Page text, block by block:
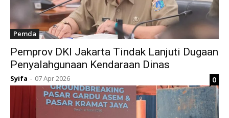
Pemda
Pemprov DKI Jakarta Tindak Lanjuti Dugaan
Penyalahgunaan Kendaraan Dinas
Syifa - 07 Apr 2026 0